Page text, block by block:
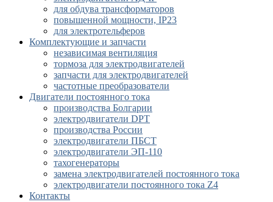
для обдува трансформаторов
повышенной мощности, IP23
для электротельферов
Комплектующие и запчасти
независимая вентиляция
тормоза для электродвигателей
запчасти для электродвигателей
частотные преобразователи
Двигатели постоянного тока
производства Болгарии
электродвигатели DPT
производства России
электродвигатели ПБСТ
электродвигатели ЭП-110
тахогенераторы
замена электродвигателей постоянного тока
электродвигатели постоянного тока Z4
Контакты